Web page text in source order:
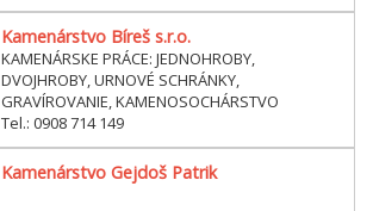
Kamenárstvo Bíreš s.r.o.
KAMENÁRSKE PRÁCE: JEDNOHROBY,
DVOJHROBY, URNOVÉ SCHRÁNKY,
GRAVÍROVANIE, KAMENOSOCHÁRSTVO
Tel.: 0908 714 149
Kamenárstvo Gejdoš Patrik